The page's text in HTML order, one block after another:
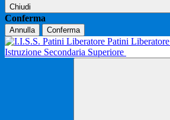
Chiudi
Conferma
Annulla Conferma
Patini Liberatore
Istruzione Secondaria Superiore